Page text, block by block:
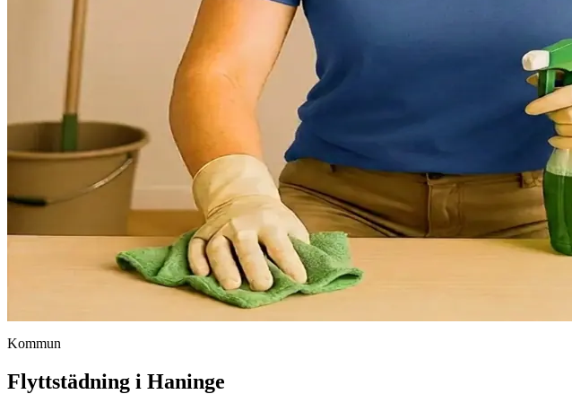
Kommun
Flyttstädning i Haninge